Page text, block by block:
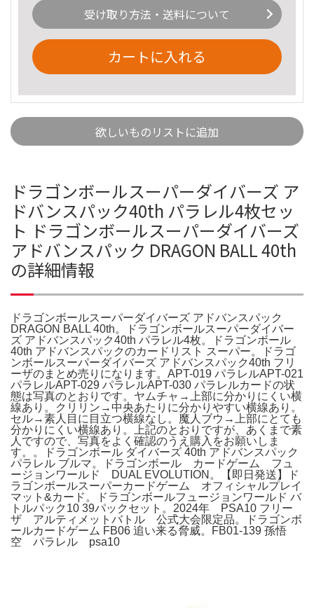
受け取り方法・送料について
カートに入れる
欲しいものリストに追加
ドラゴンボールスーパーダイバーズ ア
ドバンスパック40th パラレル4枚セッ
ト ドラゴンボールスーパーダイバーズ
アドバンスパック DRAGON BALL 40th
の詳細情報
ドラゴンボールスーパーダイバーズ アドバンスパック
DRAGON BALL 40th。ドラゴンボールスーパーダイバー
ズ アドバンスパック40th パラレル4枚。ドラゴンボール
40th アドバンスパックのカードリスト スーパー。ドラゴ
ンボールスーパーダイバーズ アドバンスパック40th フリ
ーザのまとめ売りになります。APT-019 パラレルAPT-021
パラレルAPT-029 パラレルAPT-030 パラレルカードの状
態は写真のとおりです。ヤムチャ→上部に分かりにくい横
線あり。クリリン→中央あたりに分かりやすい横線あり。
セル→素人目に目立つ横線なし。魔人ブウ→上部にとても
分かりにくい横線あり。上記のとおりですが、あくまで素
人ですので、写真をよく確認のうえ購入をお願いしま
す。。ドラゴンボール ダイバーズ 40th アドバンスパック
パラレル ブルマ。ドラゴンボール カードゲーム フュ
ージョンワールド DUAL EVOLUTION。【即日発送】ド
ラゴンボールスーパーカードゲーム オフィシャルプレイ
マット&カード。ドラゴンボールフュージョンワールド バ
トルパック10 39パックセット。2024年 PSA10 フリー
ザ アルティメットバトル 公式大会限定品。ドラゴンボ
ールカードゲーム FB06 追い来る脅威。FB01-139 孫悟
空 パラレル psa10